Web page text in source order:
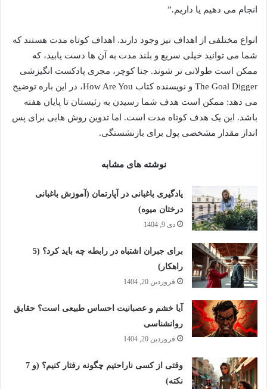
انجام می دهیم یا داریم.”
انواع مختلفی از اهداف نیز وجود دارند. اهداف کوتاه مدت هستند که
شما می توانید خیلی سریع و بلند مدت به آن ها دست یابید، که
ممکن است طولانی تر شوند. جنا کوچر، مجری پادکست انگیزشی
The Goal Digger و نویسنده کتاب How Are You، در این باره توضیح
می دهد: ممکن است هدف شما رسیدن به رئیستان تا پایان هفته
باشد. این یک هدف کوتاه مدت است. اما تدوین روش هایی برای پس
انداز مقدار مشخصی پول برای بازنشستگی.
نوشته های مشابه
یادگیری باغبانی در آپارتمان (آموزش باغبانی
درختان میوه)
دی 9, 1404
برای جبران اشتباه در رابطه چه باید کرد؟ (5
راهکار)
فروردین 20, 1404
آیا خشم و عصبانیت احساس طبیعی است؟ حقایق
روانشناسی
فروردین 20, 1404
وقتی از کسی ناراحتیم چگونه رفتار کنیم؟ (و 7
نکته)